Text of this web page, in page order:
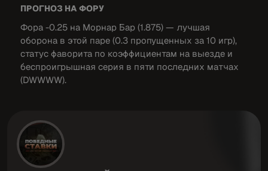
ПРОГНОЗ НА ФОРУ
Фора -0.25 на Морнар Бар (1.875) — лучшая
оборона в этой паре (0.3 пропущенных за 10 игр),
статус фаворита по коэффициентам на выезде и
беспроигрышная серия в пяти последних матчах
(DWWWW).